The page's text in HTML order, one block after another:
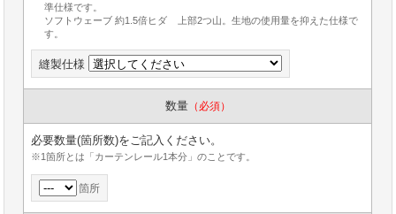
準仕様です。
ソフトウェーブ 約1.5倍ヒダ 上部2つ山。生地の使用量を抑えた仕様で
す。
縫製仕様
数量（必須）
必要数量(箇所数)をご記入ください。
※1箇所とは「カーテンレール1本分」のことです。
箇所